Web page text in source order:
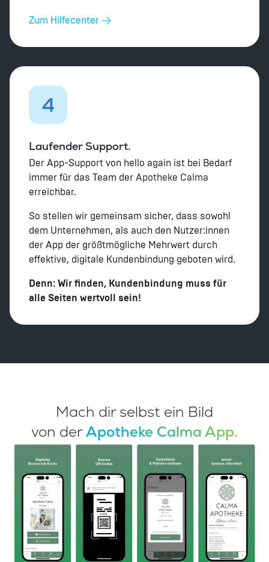
Zum Hilfecenter
4
Laufender Support.
Der App-Support von hello again ist bei Bedarf
immer für das Team der Apotheke Calma
erreichbar.
So stellen wir gemeinsam sicher, dass sowohl
dem Unternehmen, als auch den Nutzer:innen
der App der größtmögliche Mehrwert durch
effektive, digitale Kundenbindung geboten wird.
Denn: Wir finden, Kundenbindung muss für
alle Seiten wertvoll sein!
Mach dir selbst ein Bild
von derApotheke Calma App.